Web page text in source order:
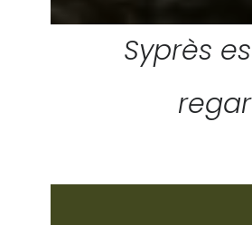
Syprès